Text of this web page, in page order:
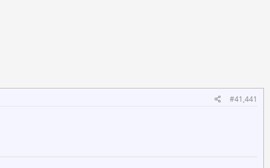
#41,441